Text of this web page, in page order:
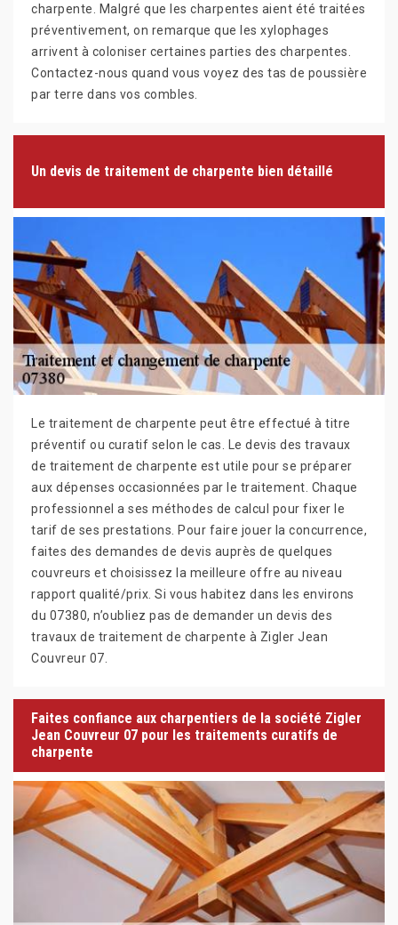
charpente. Malgré que les charpentes aient été traitées
préventivement, on remarque que les xylophages
arrivent à coloniser certaines parties des charpentes.
Contactez-nous quand vous voyez des tas de poussière
par terre dans vos combles.
Un devis de traitement de charpente bien détaillé
Le traitement de charpente peut être effectué à titre
préventif ou curatif selon le cas. Le devis des travaux
de traitement de charpente est utile pour se préparer
aux dépenses occasionnées par le traitement. Chaque
professionnel a ses méthodes de calcul pour fixer le
tarif de ses prestations. Pour faire jouer la concurrence,
faites des demandes de devis auprès de quelques
couvreurs et choisissez la meilleure offre au niveau
rapport qualité/prix. Si vous habitez dans les environs
du 07380, n’oubliez pas de demander un devis des
travaux de traitement de charpente à Zigler Jean
Couvreur 07.
Faites confiance aux charpentiers de la société Zigler
Jean Couvreur 07 pour les traitements curatifs de
charpente